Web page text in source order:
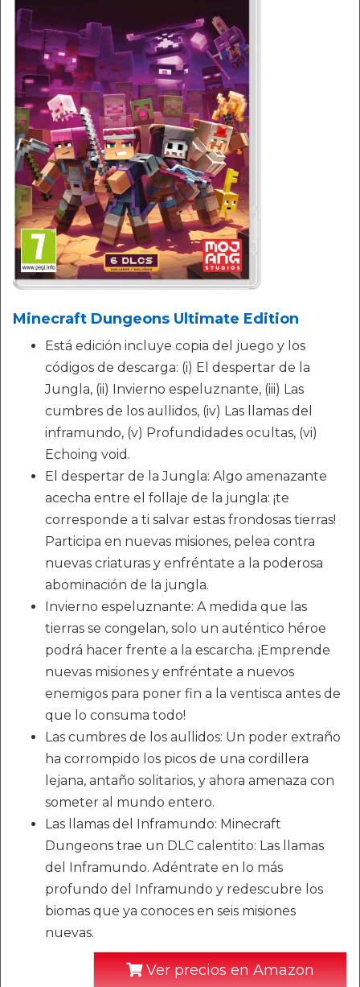
Minecraft Dungeons Ultimate Edition
Está edición incluye copia del juego y los
códigos de descarga: (i) El despertar de la
Jungla, (ii) Invierno espeluznante, (iii) Las
cumbres de los aullidos, (iv) Las llamas del
inframundo, (v) Profundidades ocultas, (vi)
Echoing void.
El despertar de la Jungla: Algo amenazante
acecha entre el follaje de la jungla: ¡te
corresponde a ti salvar estas frondosas tierras!
Participa en nuevas misiones, pelea contra
nuevas criaturas y enfréntate a la poderosa
abominación de la jungla.
Invierno espeluznante: A medida que las
tierras se congelan, solo un auténtico héroe
podrá hacer frente a la escarcha. ¡Emprende
nuevas misiones y enfréntate a nuevos
enemigos para poner fin a la ventisca antes de
que lo consuma todo!
Las cumbres de los aullidos: Un poder extraño
ha corrompido los picos de una cordillera
lejana, antaño solitarios, y ahora amenaza con
someter al mundo entero.
Las llamas del Inframundo: Minecraft
Dungeons trae un DLC calentito: Las llamas
del Inframundo. Adéntrate en lo más
profundo del Inframundo y redescubre los
biomas que ya conoces en seis misiones
nuevas.
Ver precios en Amazon